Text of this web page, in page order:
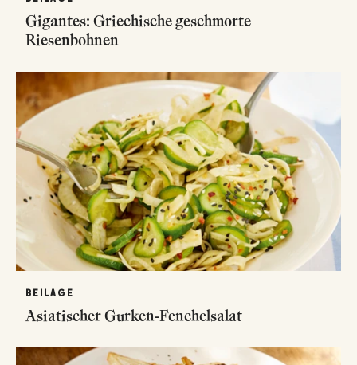
Gigantes: Griechische geschmorte
Riesenbohnen
BEILAGE
Asiatischer Gurken-Fenchelsalat